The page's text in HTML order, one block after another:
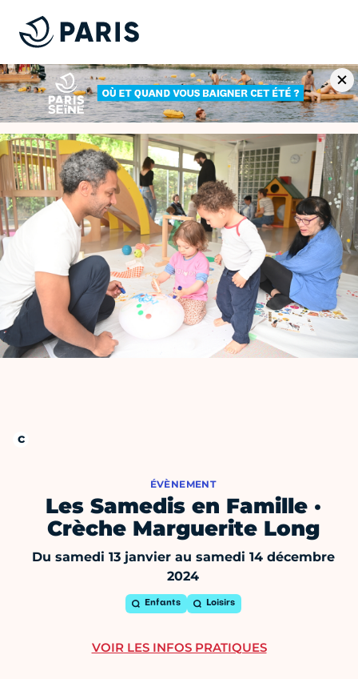
ÉVÈNEMENT
Les Samedis en Famille ·
Crèche Marguerite Long
Du samedi 13 janvier au samedi 14 décembre
2024
Enfants Loisirs
VOIR LES INFOS PRATIQUES